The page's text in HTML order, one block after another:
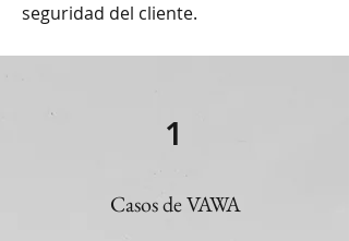
seguridad del cliente.
1
Casos de VAWA